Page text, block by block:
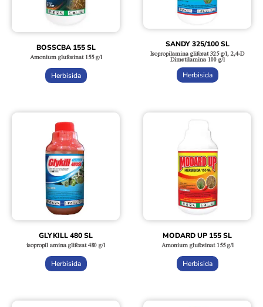
BOSSCBA 155 SL
Amonium glufosinat 155 g/l
Herbisida
SANDY 325/100 SL
Isopropilamina glifosat 325 g/l, 2,4-D
Dimetilamina 100 g/l
Herbisida
GLYKILL 480 SL
isopropil amina glifosat 480 g/l
Herbisida
MODARD UP 155 SL
Amonium glufosinat 155 g/l
Herbisida